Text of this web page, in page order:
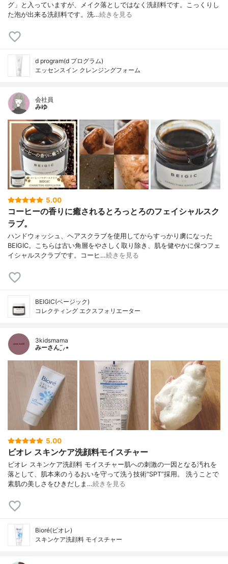
グ」と入っていますが、メイク落としではなく洗顔料です。こっくりし
た泡が出来る洗顔料です。洗…続きを見る
d program(d プログラム)
エッセンスイン クレンジングフォーム
会社員
みゆ
5.00
コーヒーの香りに癒されるとろっとろのフェイシャルスク
ラブ。
ハンドウォッシュ、ヘアスクラブを使用してからすっかり虜になった
BEIGIC。こちらは古い角層をやさしく取り除き、肌を健やかに保つフェ
イシャルスクラブです。コーヒ…続きを見る
BEIGIC(ベージック)
コレクティング エクスフォリエーター
3kidsmama
みーさん¨̮⸝⋆
5.00
ビオレ スキンケア洗顔料モイスチャー
ビオレ スキンケア洗顔料 モイスチャー肌への刺激の一因となる汚れを
落として、肌本来のうるおいを守って洗う技術“SPT”採用。 洗うことで
素肌の美しさをひきだしま…続きを見る
Bioré(ビオレ)
スキンケア洗顔料 モイスチャー